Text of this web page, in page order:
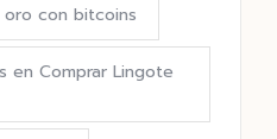
con bitcoins
en Comprar Lingote